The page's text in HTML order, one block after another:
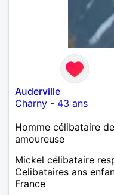
Auderville
Charny - 43 ans
Homme célibataire
amoureuse
Mickel célibataire
Celibataires ans
France